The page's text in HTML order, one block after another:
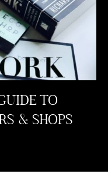
TO
& SHOPS